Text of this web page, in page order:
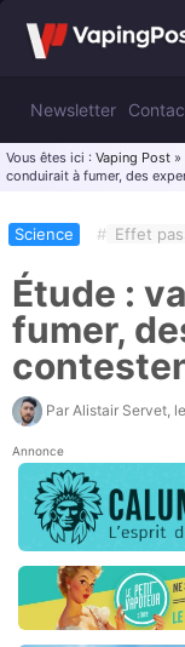
Newsletter
Vous êtes ici : Vaping Post »
conduirait à fumer, des
Science # Effet
Étude :
fumer,
Par Alistair Servet , le
Annonce